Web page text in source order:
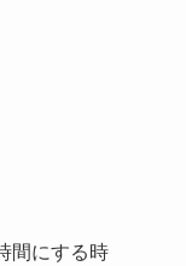
間にする時